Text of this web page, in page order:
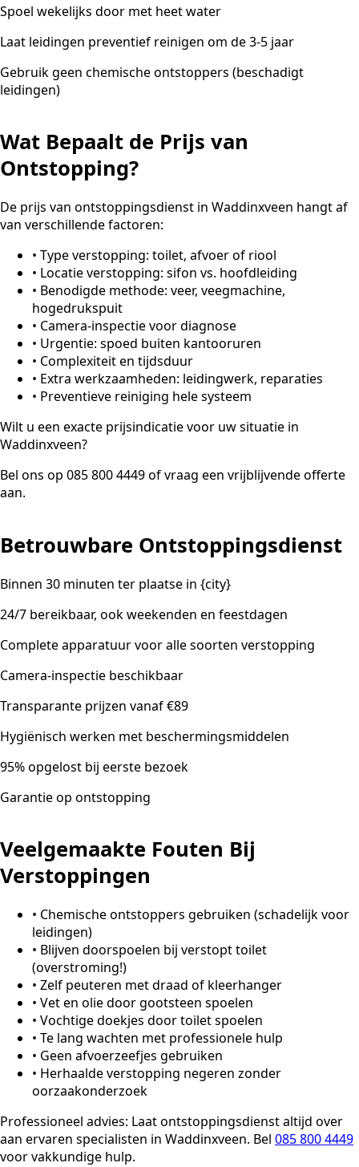
Spoel wekelijks door met heet water
Laat leidingen preventief reinigen om de 3-5 jaar
Gebruik geen chemische ontstoppers (beschadigt
leidingen)
Wat Bepaalt de Prijs van
Ontstopping?
De prijs van ontstoppingsdienst in Waddinxveen hangt af
van verschillende factoren:
• Type verstopping: toilet, afvoer of riool
• Locatie verstopping: sifon vs. hoofdleiding
• Benodigde methode: veer, veegmachine,
hogedrukspuit
• Camera-inspectie voor diagnose
• Urgentie: spoed buiten kantooruren
• Complexiteit en tijdsduur
• Extra werkzaamheden: leidingwerk, reparaties
• Preventieve reiniging hele systeem
Wilt u een exacte prijsindicatie voor uw situatie in
Waddinxveen?
Bel ons op 085 800 4449 of vraag een vrijblijvende offerte
aan.
Betrouwbare Ontstoppingsdienst
Binnen 30 minuten ter plaatse in {city}
24/7 bereikbaar, ook weekenden en feestdagen
Complete apparatuur voor alle soorten verstopping
Camera-inspectie beschikbaar
Transparante prijzen vanaf €89
Hygiënisch werken met beschermingsmiddelen
95% opgelost bij eerste bezoek
Garantie op ontstopping
Veelgemaakte Fouten Bij
Verstoppingen
• Chemische ontstoppers gebruiken (schadelijk voor
leidingen)
• Blijven doorspoelen bij verstopt toilet
(overstroming!)
• Zelf peuteren met draad of kleerhanger
• Vet en olie door gootsteen spoelen
• Vochtige doekjes door toilet spoelen
• Te lang wachten met professionele hulp
• Geen afvoerzeefjes gebruiken
• Herhaalde verstopping negeren zonder
oorzaakonderzoek
Professioneel advies: Laat ontstoppingsdienst altijd over
aan ervaren specialisten in Waddinxveen. Bel 085 800 4449
voor vakkundige hulp.